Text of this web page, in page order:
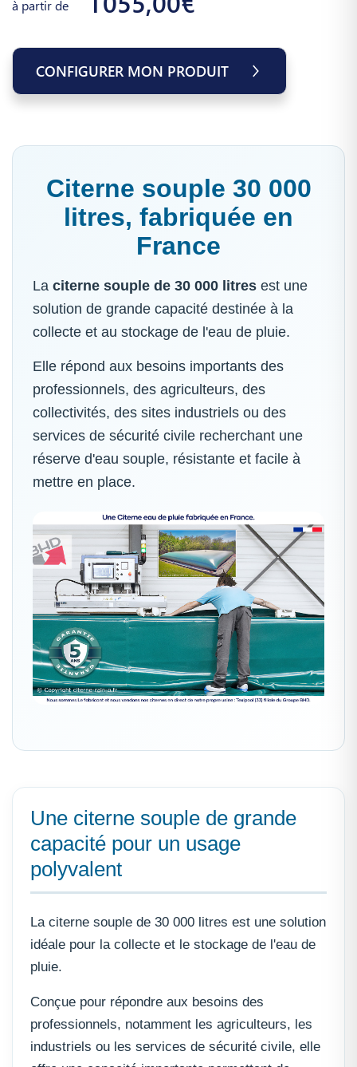
à partir de
CONFIGURER MON PRODUIT
Citerne souple 30 000
litres, fabriquée en
France
La citerne souple de 30 000 litres est une
solution de grande capacité destinée à la
collecte et au stockage de l'eau de pluie.
Elle répond aux besoins importants des
professionnels, des agriculteurs, des
collectivités, des sites industriels ou des
services de sécurité civile recherchant une
réserve d'eau souple, résistante et facile à
mettre en place.
Une citerne souple de grande
capacité pour un usage
polyvalent
La citerne souple de 30 000 litres est une solution
idéale pour la collecte et le stockage de l'eau de
pluie.
Conçue pour répondre aux besoins des
professionnels, notamment les agriculteurs, les
industriels ou les services de sécurité civile, elle